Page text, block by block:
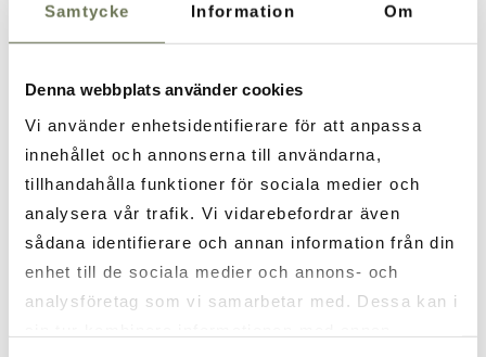
Samtycke Information Om
Denna webbplats använder cookies
Vi använder enhetsidentifierare för att anpassa
innehållet och annonserna till användarna,
tillhandahålla funktioner för sociala medier och
analysera vår trafik. Vi vidarebefordrar även
sådana identifierare och annan information från din
enhet till de sociala medier och annons- och
analysföretag som vi samarbetar med. Dessa kan i
Encuentra aquí
Ringvägen 6, Saltsjöbaden es nuestra
dirección y más abajo encontrará varias
indicaciones.
TOME EL TRANSPORTE PÚBLICO